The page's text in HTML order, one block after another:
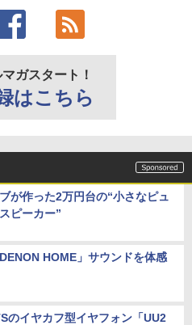
マガスタート！
はこちら
が作った2万円台の“小さなピュ
ピーカー”
HOME」サウンドを体感
のイヤカフ型イヤフォン「UU2